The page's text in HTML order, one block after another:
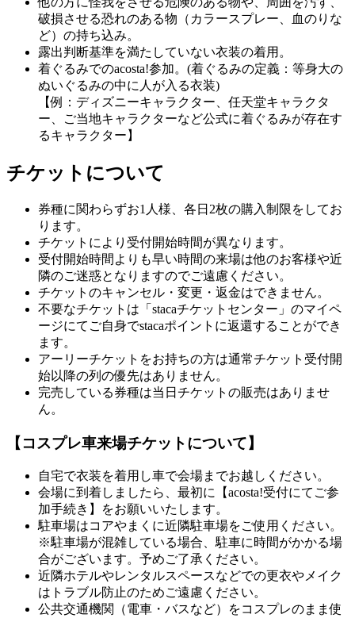
破損させる恐れのある物（カラースプレー、血のりな
ど）の持ち込み。
露出判断基準を満たしていない衣装の着用。
着ぐるみでのacosta!参加。(着ぐるみの定義：等身大の
ぬいぐるみの中に人が入る衣装)
【例：ディズニーキャラクター、任天堂キャラクタ
ー、ご当地キャラクターなど公式に着ぐるみが存在す
るキャラクター】
チケットについて
券種に関わらずお1人様、各日2枚の購入制限をしてお
ります。
チケットにより受付開始時間が異なります。
受付開始時間よりも早い時間の来場は他のお客様や近
隣のご迷惑となりますのでご遠慮ください。
チケットのキャンセル・変更・返金はできません。
不要なチケットは「stacaチケットセンター」のマイペ
ージにてご自身でstacaポイントに返還することができ
ます。
アーリーチケットをお持ちの方は通常チケット受付開
始以降の列の優先はありません。
完売している券種は当日チケットの販売はありませ
ん。
【コスプレ車来場チケットについて】
自宅で衣装を着用し車で会場までお越しください。
会場に到着しましたら、最初に【acosta!受付にてご参
加手続き】をお願いいたします。
駐車場はコアやまくに近隣駐車場をご使用ください。
※駐車場が混雑している場合、駐車に時間がかかる場
合がございます。予めご了承ください。
近隣ホテルやレンタルスペースなどでの更衣やメイク
はトラブル防止のためご遠慮ください。
公共交通機関（電車・バスなど）をコスプレのまま使